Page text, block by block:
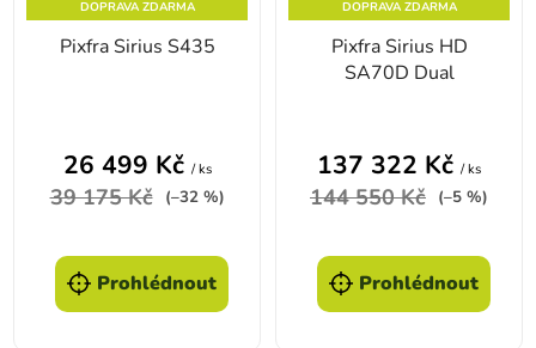
DOPRAVA ZDARMA
Pixfra Sirius S435
26 499 Kč / ks
39 175 Kč (–32 %)
Prohlédnout
DOPRAVA ZDARMA
Pixfra Sirius HD
SA70D Dual
137 322 Kč / ks
144 550 Kč (–5 %)
Prohlédnout